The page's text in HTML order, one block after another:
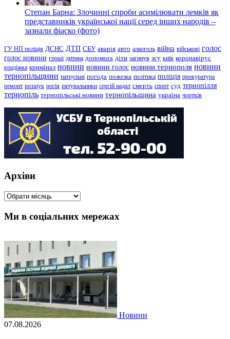
Степан Барна: Злочинні спроби асимілювати лемків як
представників української нації серед інших народів –
зазнали фіаско (фото)
ГУ НП поліція ДСНС ДТП СБУ аварія авто алкоголь війна військові голос
голос новини гроші дитина допомога діти загинув зсу київ коронавірус
крадіжка кримінал новини новини голос новини тернополя новини
тернопільщини патрульні погода пожежа політика поліція прокуратура
ремонт розшук росія рятувальники сергій надал смерть спорт суд тернопілля
тернопіль тернопільські новини тернопільщина україна чортків
Архіви
Архіви
Ми в соціальних мережах
Новини
07.08.2026